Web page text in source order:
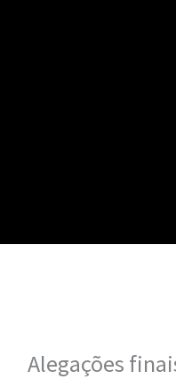
Alegações